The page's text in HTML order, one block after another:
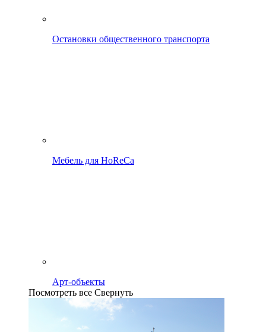
Остановки общественного транспорта
Мебель для HoReCa
Арт-объекты
Посмотреть все Свернуть